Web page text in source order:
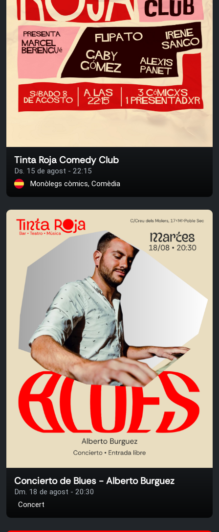
Tinta Roja Comedy Club
Ds. 15 de agost - 22:15
Monòlegs còmics, Comèdia
Concierto de Blues - Alberto Burguez
Dm. 18 de agost - 20:30
Concert